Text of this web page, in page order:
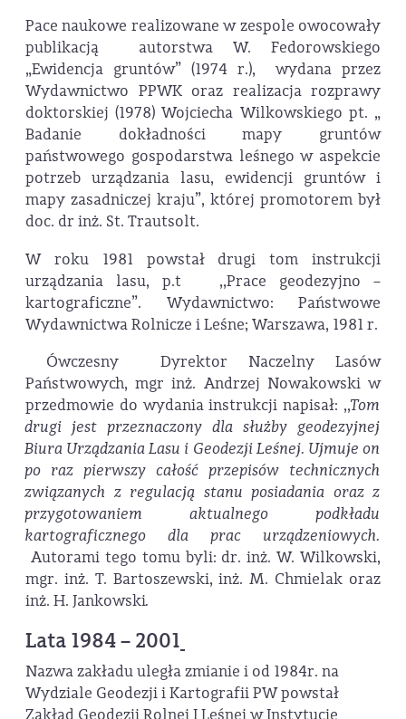
Pace naukowe realizowane w zespole owocowały
publikacją autorstwa W. Fedorowskiego
„Ewidencja gruntów” (1974 r.), wydana przez
Wydawnictwo PPWK oraz realizacja rozprawy
doktorskiej (1978) Wojciecha Wilkowskiego pt. „
Badanie dokładności mapy gruntów
państwowego gospodarstwa leśnego w aspekcie
potrzeb urządzania lasu, ewidencji gruntów i
mapy zasadniczej kraju”, której promotorem był
doc. dr inż. St. Trautsolt.
W roku 1981 powstał drugi tom instrukcji
urządzania lasu, p.t ,,Prace geodezyjno –
kartograficzne”. Wydawnictwo: Państwowe
Wydawnictwa Rolnicze i Leśne; Warszawa, 1981 r.
Ówczesny Dyrektor Naczelny Lasów
Państwowych, mgr inż. Andrzej Nowakowski w
przedmowie do wydania instrukcji napisał: ,,Tom
drugi jest przeznaczony dla służby geodezyjnej
Biura Urządzania Lasu i Geodezji Leśnej. Ujmuje on
po raz pierwszy całość przepisów technicznych
związanych z regulacją stanu posiadania oraz z
przygotowaniem aktualnego podkładu
kartograficznego dla prac urządzeniowych.
Autorami tego tomu byli: dr. inż. W. Wilkowski,
mgr. inż. T. Bartoszewski, inż. M. Chmielak oraz
inż. H. Jankowski.
Lata 1984 – 2001
Nazwa zakładu uległa zmianie i od 1984r. na
Wydziale Geodezji i Kartografii PW powstał